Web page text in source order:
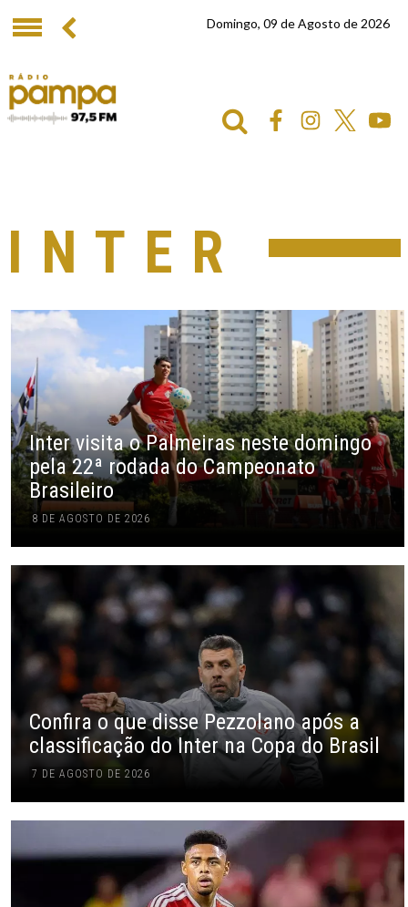
Domingo, 09 de Agosto de 2026
INTER
Inter visita o Palmeiras neste domingo
pela 22ª rodada do Campeonato
Brasileiro
8 DE AGOSTO DE 2026
Confira o que disse Pezzolano após a
classificação do Inter na Copa do Brasil
7 DE AGOSTO DE 2026